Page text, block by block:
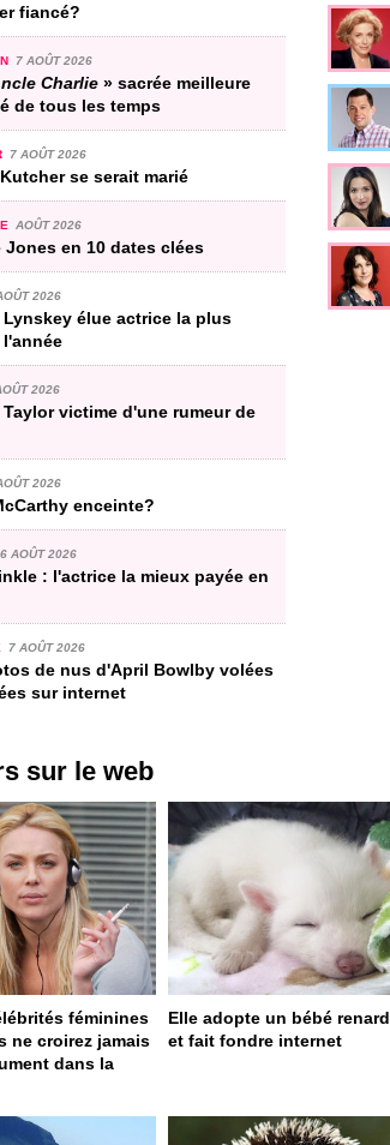
fiancé?
7 AOÛT 2026
Charlie » sacrée meilleure
de tous les temps
7 AOÛT 2026
se serait marié
AOÛT 2026
Jones en 10 dates clées
2026
Lynskey élue actrice la plus
2026
victime d'une rumeur de
2026
enceinte?
6 AOÛT 2026
: l'actrice la mieux payée en
7 AOÛT 2026
de nus d'April Bowlby volées
sur internet
sur le web
féminines
ne croirez jamais
dans la
Elle adopte un bébé renard
et fait fondre internet